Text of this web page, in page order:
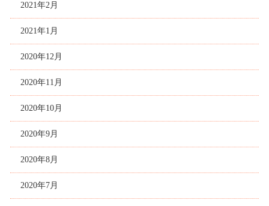
2021年2月
2021年1月
2020年12月
2020年11月
2020年10月
2020年9月
2020年8月
2020年7月